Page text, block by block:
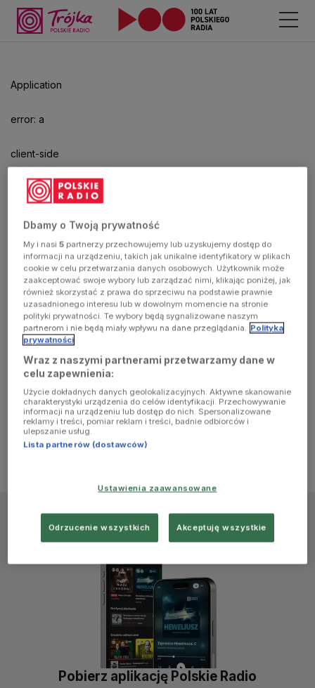
Application
error: a
client-side
exception
has
occurred
(see the
browser
console for
more
information)
Pobierz aplikację Polskie Radio
Dbamy o Twoją prywatność
My i nasi5 partnerzy przechowujemy lub uzyskujemy dostęp do
informacji na urządzeniu, takich jak unikalne identyfikatory w plikach
cookie w celu przetwarzania danych osobowych. Użytkownik może
zaakceptować swoje wybory lub zarządzać nimi, klikając poniżej, jak
również skorzystać z prawa do sprzeciwu na podstawie prawnie
uzasadnionego interesu lub w dowolnym momencie na stronie
polityki prywatności. Te wybory będą sygnalizowane naszym
partnerom i nie będą miały wpływu na dane przeglądania. Polityka
prywatności
Wraz z naszymi partnerami przetwarzamy dane w
celu zapewnienia:
Użycie dokładnych danych geolokalizacyjnych. Aktywne skanowanie
charakterystyki urządzenia do celów identyfikacji. Przechowywanie
informacji na urządzeniu lub dostęp do nich. Spersonalizowane
reklamy i treści, pomiar reklam i treści, badnie odbiorców i
ulepszanie usług.
Lista partnerów (dostawców)
Ustawienia zaawansowane
Odrzucenie wszystkich Akceptuję wszystkie